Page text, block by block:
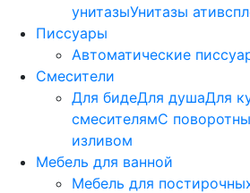
унитазыУнитазы
Писсуары
Автоматические
Смесители
Для бидеДля душаДля
смесителямС
изливом
Мебель для ванной
Мебель для